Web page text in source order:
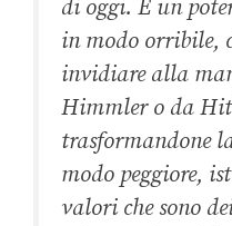
di oggi. È un
in modo orribile,
invidiare alla
Himmler o da
trasformandone
modo peggiore,
valori che sono